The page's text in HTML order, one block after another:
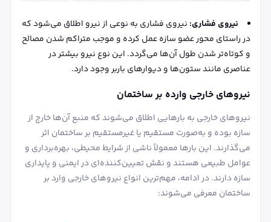
نیروی فشاری: نیروی فشاری به نوعی از نیرو اطلاق می‌شود که
در راستای محور عضو سازه عمل کرده و موجب متراکم شدن مصالح
و کوتاه‌تر شدن طول آن‌ها می‌گردد. این نوع نیرو بیشتر در
عناصری مانند ستون‌ها و دیوارهای باربر وجود دارد.
نیروهای خارجی وارده بر ساختمان
نیروهای خارجی به بارهایی اطلاق می‌شوند که منبع آن‌ها خارج از
سازه بوده و به‌صورت مستقیم یا غیرمستقیم بر ساختمان اثر
می‌گذارند. این بارها معمولاً ناشی از شرایط محیطی، بهره‌برداری و
عوامل طبیعی هستند و نقش تعیین‌کننده‌ای در ایمنی و پایداری
سازه دارند. در ادامه، مهم‌ترین انواع نیروهای خارجی وارد بر
ساختمان معرفی می‌شوند: